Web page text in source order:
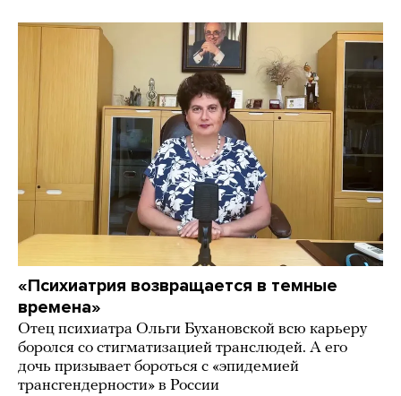
«Психиатрия возвращается в темные
времена»
Отец психиатра Ольги Бухановской всю карьеру
боролся со стигматизацией транслюдей. А его
дочь призывает бороться с «эпидемией
трансгендерности» в России